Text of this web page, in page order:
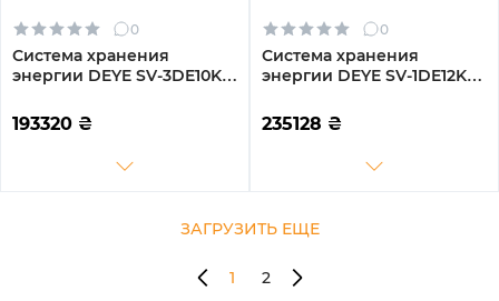
0
Система хранения
энергии DEYE SV-3DE10K1-
3BAT LiFePO4 ≥6000
циклов (SV-3DE10K1-
193320 ₴
0
Система хранения
энергии DEYE SV-1DE12K1-
4BAT LiFePO4 ≥6000
циклов (SV-1DE12K1-
235128 ₴
ЗАГРУЗИТЬ ЕЩЕ
1 2